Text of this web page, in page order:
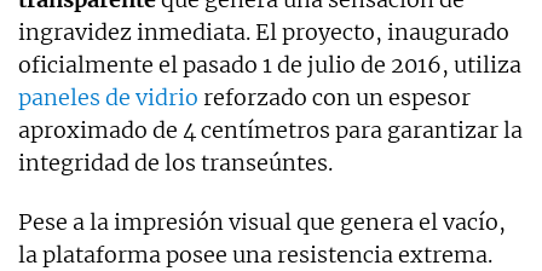
ingravidez inmediata. El proyecto, inaugurado
oficialmente el pasado 1 de julio de 2016, utiliza
paneles de vidrio reforzado con un espesor
aproximado de 4 centímetros para garantizar la
integridad de los transeúntes.
Pese a la impresión visual que genera el vacío,
la plataforma posee una resistencia extrema.